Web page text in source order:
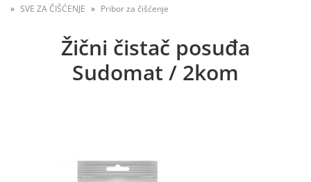
SVE ZA ČIŠĆENJE Pribor za čišćenje
Žični čistač posuđa
Sudomat / 2kom